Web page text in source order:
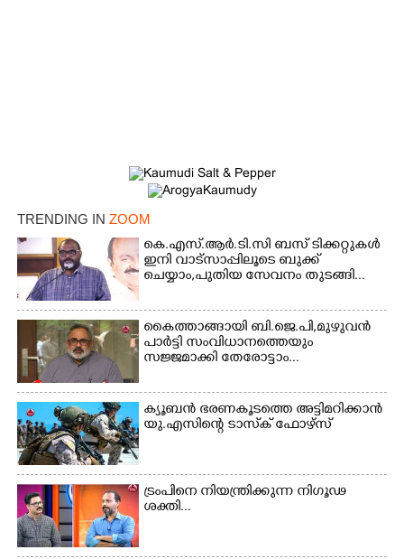
TRENDING IN ZOOM
കെ.എസ്.ആർ.ടി.സി ബസ് ടിക്കറ്റുകൾ
ഇനി വാട്സാപ്പിലൂടെ ബുക്ക്
ചെയ്യാം,പുതിയ സേവനം തുടങ്ങി...
കൈത്താങ്ങായി ബി.ജെ.പി,മുഴുവൻ
പാർട്ടി സംവിധാനത്തെയും
സജ്ജമാക്കി തേരോട്ടാം...
ക്യൂബൻ ഭരണകൂടത്തെ അട്ടിമറിക്കാൻ
യു.എസിന്റെ ടാസ്‌ക് ഫോഴ്സ്
ട്രംപിനെ നിയന്ത്രിക്കുന്ന നിഗൂഢ
ശക്തി...
×
Share this link